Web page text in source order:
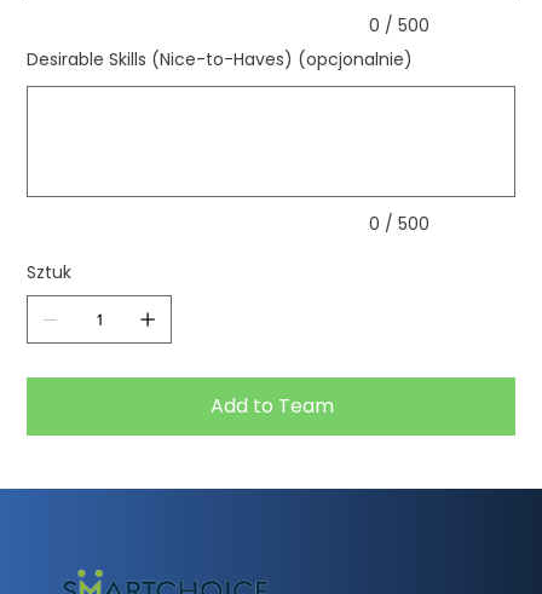
0 / 500
Desirable Skills (Nice-to-Haves) (opcjonalnie)
0 / 500
Sztuk
Add to Team